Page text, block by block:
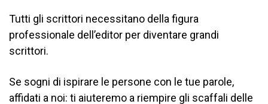
Tutti gli scrittori necessitano della figura
professionale dell’editor per diventare grandi
scrittori.
Se sogni di ispirare le persone con le tue parole,
affidati a noi: ti aiuteremo a riempire gli scaffali delle